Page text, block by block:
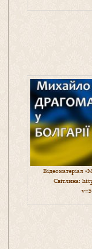
Відеоматеріал
Світлина: